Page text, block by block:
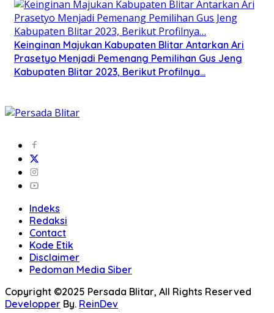
Keinginan Majukan Kabupaten Blitar Antarkan Ari
Prasetyo Menjadi Pemenang Pemilihan Gus Jeng
Kabupaten Blitar 2023, Berikut Profilnya…
Indeks
Redaksi
Contact
Kode Etik
Disclaimer
Pedoman Media Siber
Copyright ©2025 Persada Blitar, All Rights Reserved
Developper By. ReinDev